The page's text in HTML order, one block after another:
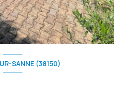
SANNE (38150)